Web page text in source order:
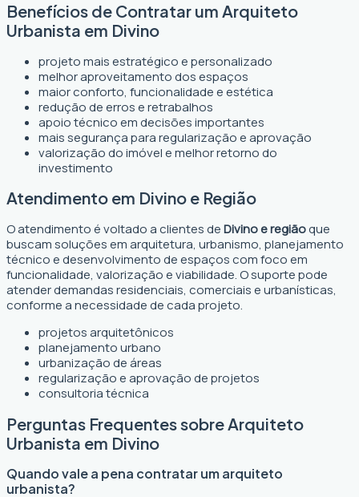
Benefícios de Contratar um Arquiteto
Urbanista em Divino
projeto mais estratégico e personalizado
melhor aproveitamento dos espaços
maior conforto, funcionalidade e estética
redução de erros e retrabalhos
apoio técnico em decisões importantes
mais segurança para regularização e aprovação
valorização do imóvel e melhor retorno do
investimento
Atendimento em Divino e Região
O atendimento é voltado a clientes deDivino e regiãoque
buscam soluções em arquitetura, urbanismo, planejamento
técnico e desenvolvimento de espaços com foco em
funcionalidade, valorização e viabilidade. O suporte pode
atender demandas residenciais, comerciais e urbanísticas,
conforme a necessidade de cada projeto.
projetos arquitetônicos
planejamento urbano
urbanização de áreas
regularização e aprovação de projetos
consultoria técnica
Perguntas Frequentes sobre Arquiteto
Urbanista em Divino
Quando vale a pena contratar um arquiteto
urbanista?